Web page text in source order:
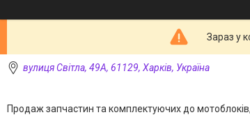
Зараз у
вулиця Світла, 49А, 61129, Харків, Україна
Продаж запчастин та комплектуючих до мотоблоків,